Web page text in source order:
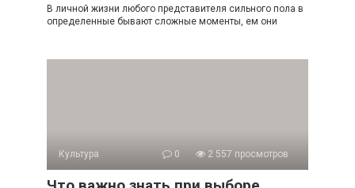
В личной жизни любого представителя сильного пола в
определенные бывают сложные моменты, ем они
Культура 0 2 557 просмотров